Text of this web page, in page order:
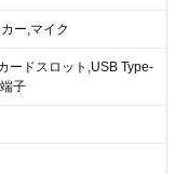
ー,マイク
ードスロット,USB Type-
子